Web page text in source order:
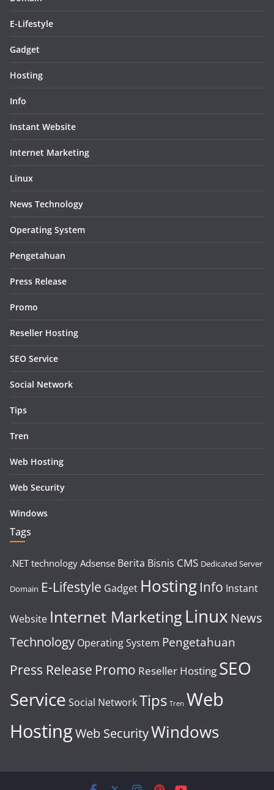
E-Lifestyle
Gadget
Hosting
Info
Instant Website
Internet Marketing
Linux
News Technology
Operating System
Pengetahuan
Press Release
Promo
Reseller Hosting
SEO Service
Social Network
Tips
Tren
Web Hosting
Web Security
Windows
Tags
.NET technology Adsense Berita Bisnis CMS Dedicated Server
Domain E-Lifestyle Gadget Hosting Info Instant
Website Internet Marketing Linux News
Technology Operating System Pengetahuan
Press Release Promo Reseller Hosting SEO
Service Social NetworkTips Tren Web
HostingWeb SecurityWindows